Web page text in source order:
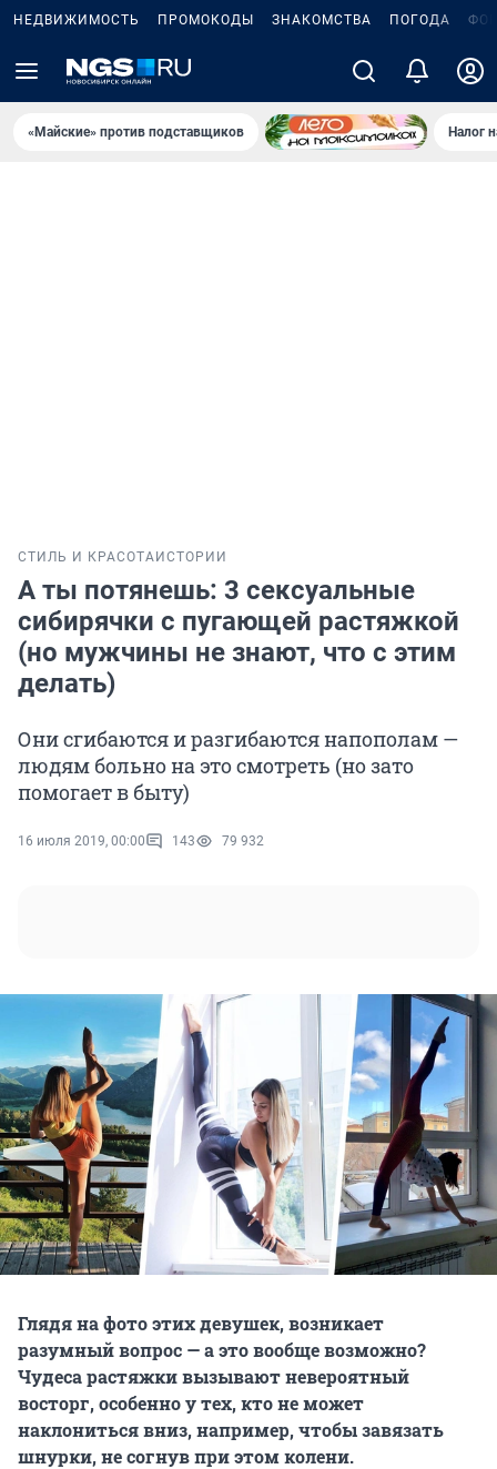
НЕДВИЖИМОСТЬ ПРОМОКОДЫ ЗНАКОМСТВА ПОГОДА
«Майские» против подставщиков Налог
СТИЛЬ И КРАСОТА ИСТОРИИ
А ты потянешь: 3 сексуальные
сибирячки с пугающей растяжкой
(но мужчины не знают, что с этим
делать)
Они сгибаются и разгибаются напополам —
людям больно на это смотреть (но зато
помогает в быту)
16 июля 2019, 00:00 143 79 932
Глядя на фото этих девушек, возникает
разумный вопрос — а это вообще возможно?
Чудеса растяжки вызывают невероятный
восторг, особенно у тех, кто не может
наклониться вниз, например, чтобы завязать
шнурки, не согнув при этом колени.